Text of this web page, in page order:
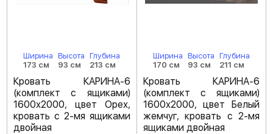
Ширина
173 см
Высота
93 см
Глубина
213 см
Кровать КАРИНА-6
(комплект с ящиками)
1600х2000, цвет Орех,
кровать с 2-мя ящиками
двойная
Ширина
170 см
Высота
93 см
Глубина
211 см
Кровать КАРИНА-6
(комплект с ящиками)
1600х2000, цвет Белый
жемчуг, кровать с 2-мя
ящиками двойная